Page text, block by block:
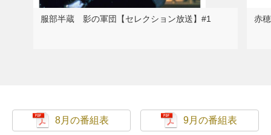
服部半蔵 影の軍団【セレクション放送】#1 赤
8月の番組表 9月の番組表